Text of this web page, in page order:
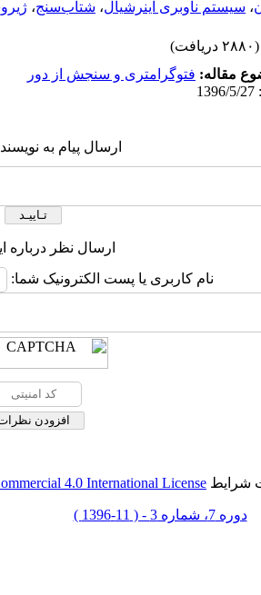
، سیستم ناوبری اینرشیال، شتاب‌سنج،
(۲۸۸۰ دریافت)
مقاله: فتوگرامتری و سنجش از دور
ارسال پیام به
ارسال نظر درباره
نام کاربری یا پست الکترونیک شما:
شرایط 4.0 International License
دوره 7، شماره 3 - ( 11-1396 )